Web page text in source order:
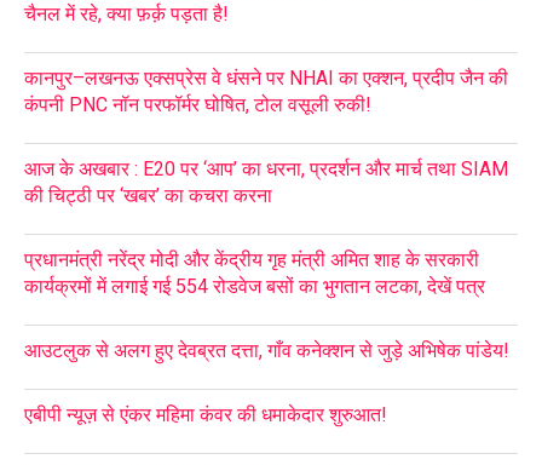
चैनल में रहे, क्या फ़र्क़ पड़ता है!
कानपुर–लखनऊ एक्सप्रेस वे धंसने पर NHAI का एक्शन, प्रदीप जैन की
कंपनी PNC नॉन परफॉर्मर घोषित, टोल वसूली रुकी!
आज के अखबार : E20 पर ‘आप’ का धरना, प्रदर्शन और मार्च तथा SIAM
की चिट्ठी पर ‘खबर’ का कचरा करना
प्रधानमंत्री नरेंद्र मोदी और केंद्रीय गृह मंत्री अमित शाह के सरकारी
कार्यक्रमों में लगाई गई 554 रोडवेज बसों का भुगतान लटका, देखें पत्र
आउटलुक से अलग हुए देवब्रत दत्ता, गाँव कनेक्शन से जुड़े अभिषेक पांडेय!
एबीपी न्यूज़ से एंकर महिमा कंवर की धमाकेदार शुरुआत!